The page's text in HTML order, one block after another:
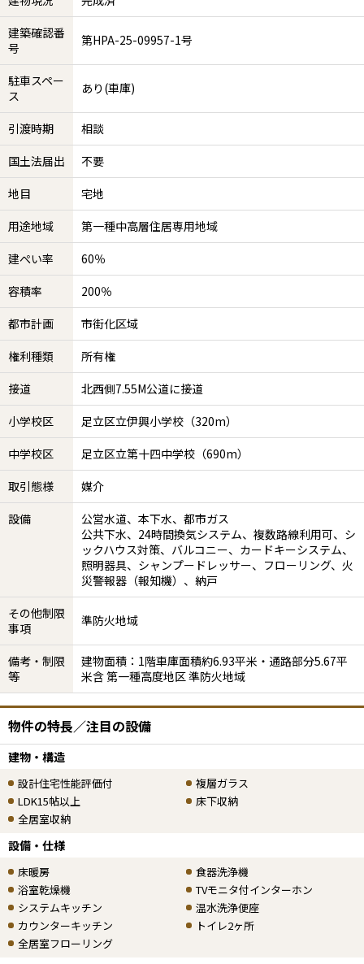
建築確認番
号
第HPA-25-09957-1号
駐車スペー
ス
あり(車庫)
引渡時期
相談
国土法届出
不要
地目
宅地
用途地域
第一種中高層住居専用地域
建ぺい率
60％
容積率
200％
都市計画
市街化区域
権利種類
所有権
接道
北西側7.55M公道に接道
小学校区
足立区立伊興小学校（320m）
中学校区
足立区立第十四中学校（690m）
取引態様
媒介
設備
公営水道、本下水、都市ガス
公共下水、24時間換気システム、複数路線利用可、シ
ックハウス対策、バルコニー、カードキーシステム、
照明器具、シャンプードレッサー、フローリング、火
災警報器（報知機）、納戸
その他制限
事項
準防火地域
備考・制限
等
建物面積：1階車庫面積約6.93平米・通路部分5.67平
米含 第一種高度地区 準防火地域
物件の特長／注目の設備
建物・構造
設計住宅性能評価付
複層ガラス
LDK15帖以上
床下収納
全居室収納
設備・仕様
床暖房
食器洗浄機
浴室乾燥機
TVモニタ付インターホン
システムキッチン
温水洗浄便座
カウンターキッチン
トイレ2ヶ所
全居室フローリング